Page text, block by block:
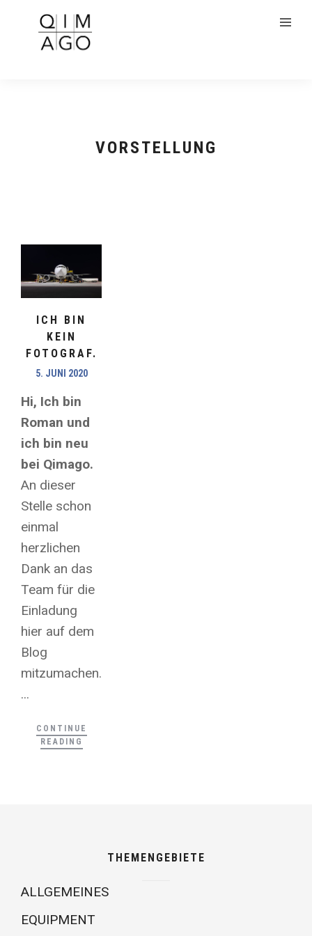
VORSTELLUNG
ICH BIN
KEIN
FOTOGRAF.
5. JUNI 2020
Hi, Ich bin
Roman und
ich bin neu
bei Qimago.
An dieser
Stelle schon
einmal
herzlichen
Dank an das
Team für die
Einladung
hier auf dem
Blog
mitzumachen.
...
CONTINUE
READING
THEMENGEBIETE
ALLGEMEINES
EQUIPMENT